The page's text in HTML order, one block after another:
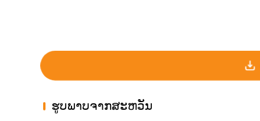
ຮູບພາບຈາກສະຫວັນ